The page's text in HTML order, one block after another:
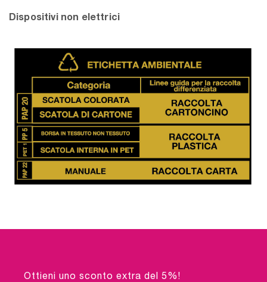
Dispositivi non elettrici
Ottieni uno sconto extra del 5%!